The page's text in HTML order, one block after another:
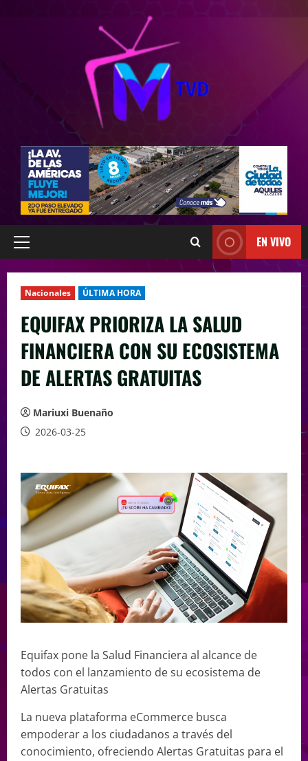
EN VIVO
Nacionales ÚLTIMA HORA
EQUIFAX PRIORIZA LA SALUD
FINANCIERA CON SU ECOSISTEMA
DE ALERTAS GRATUITAS
Mariuxi Buenaño
2026-03-25
Equifax pone la Salud Financiera al alcance de
todos con el lanzamiento de su ecosistema de
Alertas Gratuitas
La nueva plataforma eCommerce busca
empoderar a los ciudadanos a través del
conocimiento, ofreciendo Alertas Gratuitas para el